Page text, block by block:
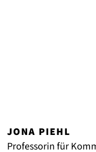
JONA PIEHL
Professorin für